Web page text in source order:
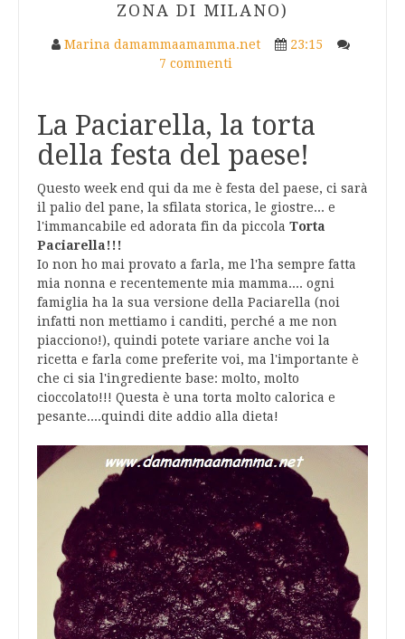
ZONA DI MILANO)
Marina damammaamamma.net
23:15
7 commenti
La Paciarella, la torta
della festa del paese!
Questo week end qui da me è festa del paese, ci sarà
il palio del pane, la sfilata storica, le giostre... e
l'immancabile ed adorata fin da piccola Torta
Paciarella!!!
Io non ho mai provato a farla, me l'ha sempre fatta
mia nonna e recentemente mia mamma.... ogni
famiglia ha la sua versione della Paciarella (noi
infatti non mettiamo i canditi, perché a me non
piacciono!), quindi potete variare anche voi la
ricetta e farla come preferite voi, ma l'importante è
che ci sia l'ingrediente base: molto, molto
cioccolato!!! Questa è una torta molto calorica e
pesante....quindi dite addio alla dieta!